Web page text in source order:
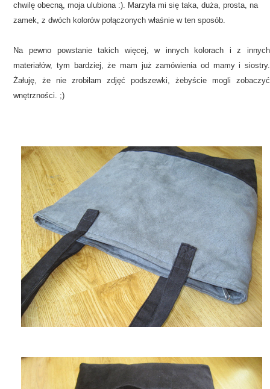
chwilę obecną, moja ulubiona :). Marzyła mi się taka, duża, prosta, na
zamek, z dwóch kolorów połączonych właśnie w ten sposób.
Na pewno powstanie takich więcej, w innych kolorach i z innych
materiałów, tym bardziej, że mam już zamówienia od mamy i siostry.
Żałuję, że nie zrobiłam zdjęć podszewki, żebyście mogli zobaczyć
wnętrzności. ;)